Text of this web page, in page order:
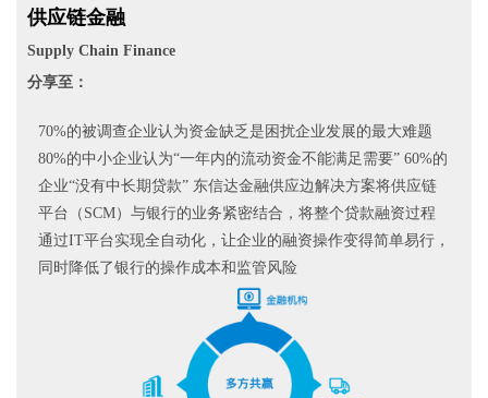
供应链金融
Supply Chain Finance
分享至：
70%的被调查企业认为资金缺乏是困扰企业发展的最大难题
80%的中小企业认为“一年内的流动资金不能满足需要” 60%的
企业“没有中长期贷款” 东信达金融供应边解决方案将供应链
平台（SCM）与银行的业务紧密结合，将整个贷款融资过程
通过IT平台实现全自动化，让企业的融资操作变得简单易行，
同时降低了银行的操作成本和监管风险